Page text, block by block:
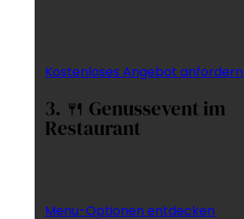
Kostenloses Angebot anfordern
3. 🍴 Genussevent im
Restaurant
Menu-Optionen entdecken